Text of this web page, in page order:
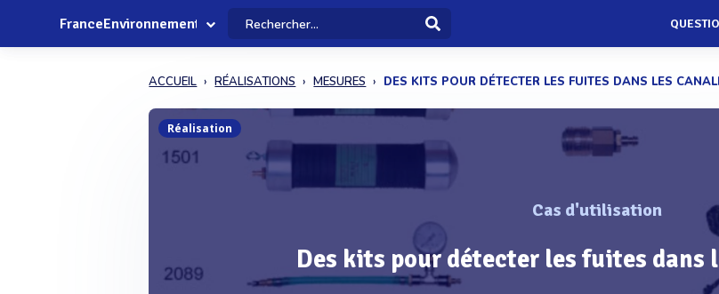
FranceEnvironnement
ACCUEIL RÉALISATIONS MESURES DES KITS POUR DÉTECTER LES FUITES DANS LES
Réalisation
Cas d'utilisation
Des kits pour détecter les fuites dans